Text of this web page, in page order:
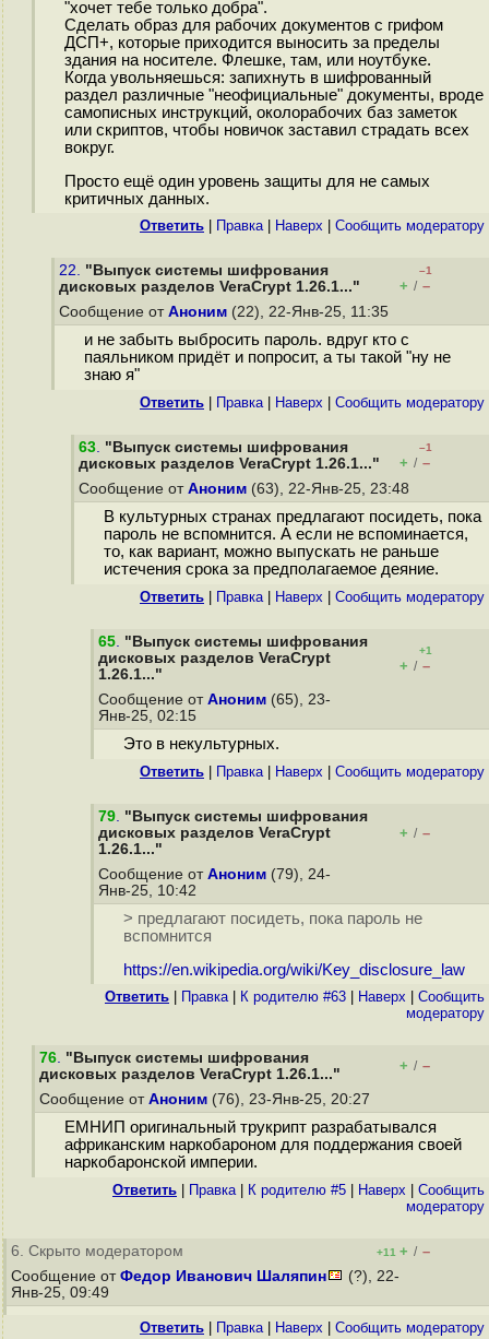
"хочет тебе только добра".
Сделать образ для рабочих документов с грифом
ДСП+, которые приходится выносить за пределы
здания на носителе. Флешке, там, или ноутбуке.
Когда увольняешься: запихнуть в шифрованный
раздел различные "неофициальные" документы, вроде
самописных инструкций, околорабочих баз заметок
или скриптов, чтобы новичок заставил страдать всех
вокруг.
Просто ещё один уровень защиты для не самых
критичных данных.
Ответить Правка| Наверх Cообщить модератору
22. "Выпуск системы шифрования
дисковых разделов VeraCrypt 1.26.1..."
–1
+ / –
Сообщение от Аноним (22), 22-Янв-25, 11:35
и не забыть выбросить пароль. вдруг кто с
паяльником придёт и попросит, а ты такой "ну не
знаю я"
Ответить Правка| Наверх Cообщить модератору
63. "Выпуск системы шифрования
дисковых разделов VeraCrypt 1.26.1..."
–1
+ / –
Сообщение от Аноним (63), 22-Янв-25, 23:48
В культурных странах предлагают посидеть, пока
пароль не вспомнится. А если не вспоминается,
то, как вариант, можно выпускать не раньше
истечения срока за предполагаемое деяние.
Ответить Правка| Наверх Cообщить модератору
65. "Выпуск системы шифрования
дисковых разделов VeraCrypt
1.26.1..."
+1
+ / –
Сообщение от Аноним (65), 23-
Янв-25, 02:15
Это в некультурных.
Ответить Правка| Наверх Cообщить модератору
79. "Выпуск системы шифрования
дисковых разделов VeraCrypt
1.26.1..."
+ / –
Сообщение от Аноним (79), 24-
Янв-25, 10:42
> предлагают посидеть, пока пароль не
вспомнится
https://en.wikipedia.org/wiki/Key_disclosure_law
Ответить Правка| К родителю #63 Наверх
Cообщить
модератору
76. "Выпуск системы шифрования
дисковых разделов VeraCrypt 1.26.1..."
+ / –
Сообщение от Аноним (76), 23-Янв-25, 20:27
ЕМНИП оригинальный трукрипт разрабатывался
африканским наркобароном для поддержания своей
наркобаронской империи.
Ответить Правка| К родителю #5 Наверх
Cообщить
модератору
6. Скрыто модератором +11 + / –
Сообщение от Федор Иванович Шаляпин
(?), 22-
Янв-25, 09:49
Ответить Правка| Наверх Cообщить модератору